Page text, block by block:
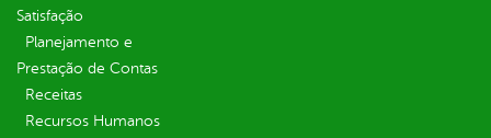
Satisfação
Planejamento e
Prestação de Contas
Receitas
Recursos Humanos